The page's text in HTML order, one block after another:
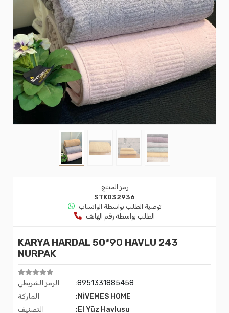
رمز المنتج
STK032936
توصية الطلب بواسطة الواتساب
الطلب بواسطة رقم الهاتف
KARYA HARDAL 50*90 HAVLU 243
NURPAK
الرمز الشريطي
:8951331885458
الماركة
:NİVEMES HOME
التصنيف
:El Yüz Havlusu